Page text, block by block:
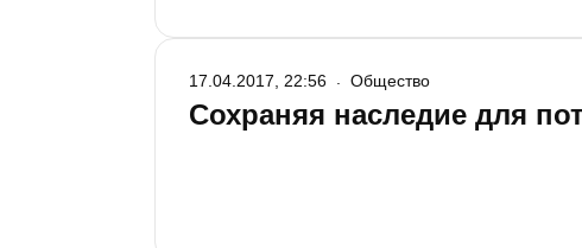
Сохраняя наследие для
17.04.2017, 22:56 Общество